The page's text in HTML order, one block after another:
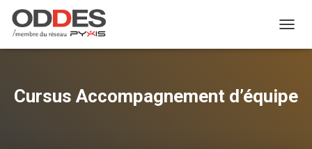
Cursus Accompagnement d’équipe